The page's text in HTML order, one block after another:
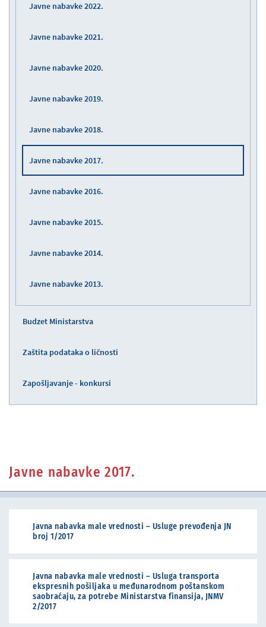
Javne nabavke 2022.
Javne nabavke 2021.
Javne nabavke 2020.
Javne nabavke 2019.
Javne nabavke 2018.
Javne nabavke 2017.
Javne nabavke 2016.
Javne nabavke 2015.
Javne nabavke 2014.
Javne nabavke 2013.
Budzet Ministarstva
Zaštita podataka o ličnosti
Zapošljavanje - konkursi
Javne nabavke 2017.
Javna nabavka male vrednosti – Usluge prevođenja JN
broj 1/2017
Javna nabavka male vrednosti – Usluga transporta
ekspresnih pošiljaka u međunarodnom poštanskom
saobraćaju, za potrebe Ministarstva finansija, JNMV
2/2017